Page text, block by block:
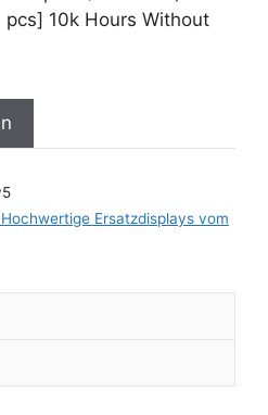
pcs] 10k Hours Without
Ersatzdisplays vom